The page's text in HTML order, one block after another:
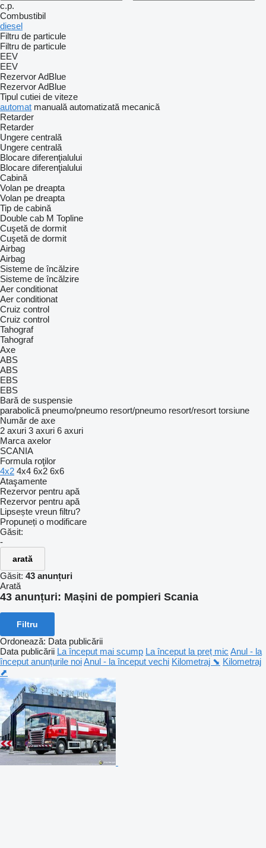
c.p.
Combustibil
diesel
Filtru de particule
Filtru de particule
EEV
EEV
Rezervor AdBlue
Rezervor AdBlue
Tipul cutiei de viteze
automat manuală automatizată mecanică
Retarder
Retarder
Ungere centrală
Ungere centrală
Blocare diferenţialului
Blocare diferenţialului
Cabină
Volan pe dreapta
Volan pe dreapta
Tip de cabină
Double cab M Topline
Cuşetă de dormit
Cuşetă de dormit
Airbag
Airbag
Sisteme de încălzire
Sisteme de încălzire
Aer conditionat
Aer conditionat
Cruiz control
Cruiz control
Tahograf
Tahograf
Axe
ABS
ABS
EBS
EBS
Bară de suspensie
parabolică pneumo/pneumo resort/pneumo resort/resort torsiune
Număr de axe
2 axuri 3 axuri 6 axuri
Marca axelor
SCANIA
Formula roţilor
4x2 4x4 6x2 6x6
Ataşamente
Rezervor pentru apă
Rezervor pentru apă
Lipsește vreun filtru?
Propuneți o modificare
Găsit:
-
arată
Găsit: 43 anunțuri
Arată
43 anunțuri: Mașini de pompieri Scania
Filtru
Ordonează: Data publicării
Data publicării La început mai scump La început la preț mic Anul - la
început anunțurile noiAnul - la început vechi Kilometraj ⬊ Kilometraj
⬈